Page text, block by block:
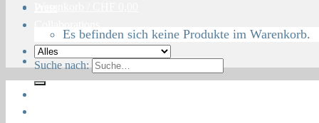
Suche nach:
Es befinden sich keine Produkte im Warenkorb.